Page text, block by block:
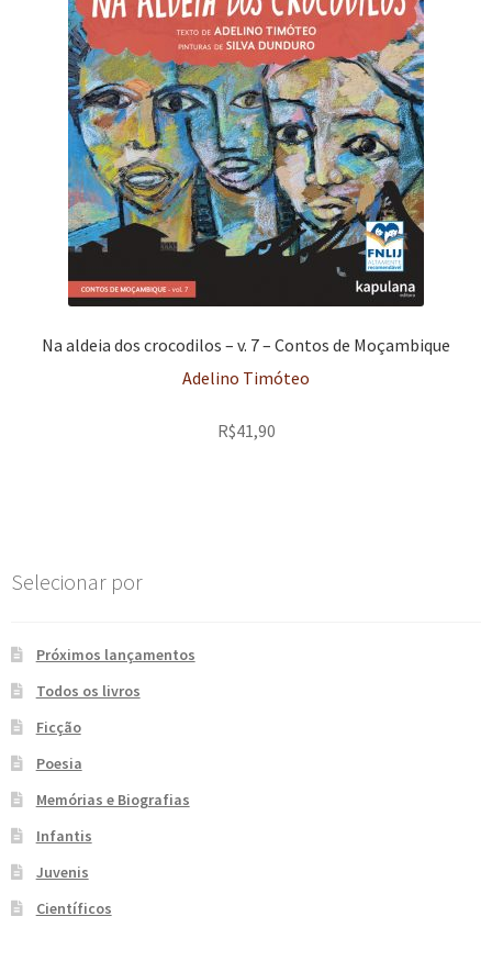
Na aldeia dos crocodilos – v. 7 – Contos de Moçambique
Adelino Timóteo
R$41,90
Selecionar por
Próximos lançamentos
Todos os livros
Ficção
Poesia
Memórias e Biografias
Infantis
Juvenis
Científicos